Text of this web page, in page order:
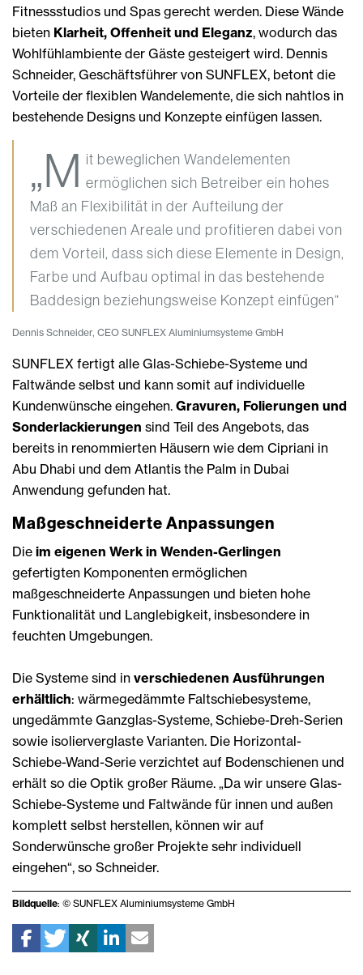
Fitnessstudios und Spas gerecht werden. Diese Wände
bieten Klarheit, Offenheit und Eleganz, wodurch das
Wohlfühlambiente der Gäste gesteigert wird. Dennis
Schneider, Geschäftsführer von SUNFLEX, betont die
Vorteile der flexiblen Wandelemente, die sich nahtlos in
bestehende Designs und Konzepte einfügen lassen.
„M it beweglichen Wandelementen
ermöglichen sich Betreiber ein hohes
Maß an Flexibilität in der Aufteilung der
verschiedenen Areale und profitieren dabei von
dem Vorteil, dass sich diese Elemente in Design,
Farbe und Aufbau optimal in das bestehende
Baddesign beziehungsweise Konzept einfügen“
Dennis Schneider, CEO SUNFLEX Aluminiumsysteme GmbH
SUNFLEX fertigt alle Glas-Schiebe-Systeme und
Faltwände selbst und kann somit auf individuelle
Kundenwünsche eingehen. Gravuren, Folierungen und
Sonderlackierungen sind Teil des Angebots, das
bereits in renommierten Häusern wie dem Cipriani in
Abu Dhabi und dem Atlantis the Palm in Dubai
Anwendung gefunden hat.
Maßgeschneiderte Anpassungen
Die im eigenen Werk in Wenden-Gerlingen
gefertigten Komponenten ermöglichen
maßgeschneiderte Anpassungen und bieten hohe
Funktionalität und Langlebigkeit, insbesondere in
feuchten Umgebungen.
Die Systeme sind in verschiedenen Ausführungen
erhältlich: wärmegedämmte Faltschiebesysteme,
ungedämmte Ganzglas-Systeme, Schiebe-Dreh-Serien
sowie isolierverglaste Varianten. Die Horizontal-
Schiebe-Wand-Serie verzichtet auf Bodenschienen und
erhält so die Optik großer Räume. „Da wir unsere Glas-
Schiebe-Systeme und Faltwände für innen und außen
komplett selbst herstellen, können wir auf
Sonderwünsche großer Projekte sehr individuell
eingehen“, so Schneider.
Bildquelle: © SUNFLEX Aluminiumsysteme GmbH